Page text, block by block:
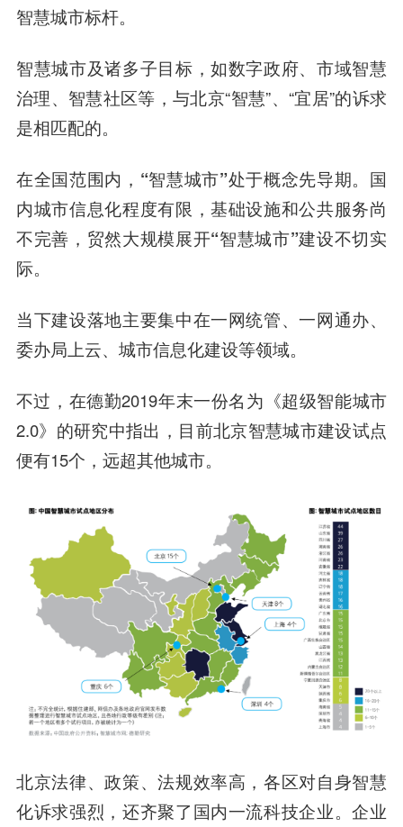
智慧城市标杆。
智慧城市及诸多子目标，如数字政府、市域智慧
治理、智慧社区等，与北京“智慧”、“宜居”的诉求
是相匹配的。
在全国范围内，“智慧城市”处于概念先导期。国
内城市信息化程度有限，基础设施和公共服务尚
不完善，贸然大规模展开“智慧城市”建设不切实
际。
当下建设落地主要集中在一网统管、一网通办、
委办局上云、城市信息化建设等领域。
不过，在德勤2019年末一份名为《超级智能城市
2.0》的研究中指出，目前北京智慧城市建设试点
便有15个，远超其他城市。
北京法律、政策、法规效率高，各区对自身智慧
化诉求强烈，还齐聚了国内一流科技企业。企业